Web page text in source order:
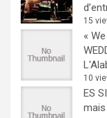
15
«
10
ES